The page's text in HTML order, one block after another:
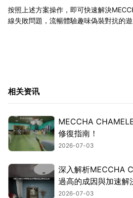
按照上述方案操作，即可快速解決
線失敗問題，流暢體驗趣味偽裝對抗的遊
相关资讯
MECCHA
修復指南！
2026-07-03
深入解析MECCHA
過高的成因與加速解
2026-07-03